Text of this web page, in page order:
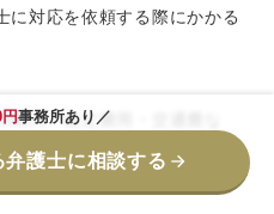
に対応を依頼する際にかかる
紙代・鑑定費用・交通費な
に向けて動く際にかかった
事務所あり／
護士に相談する